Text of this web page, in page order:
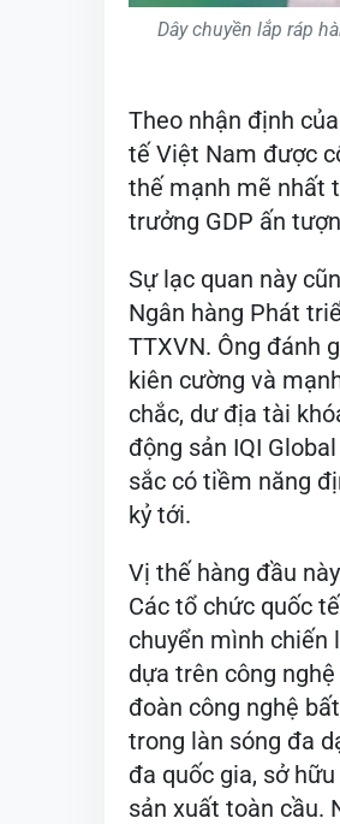
Dây chuyền lắp ráp
Theo nhận định
tế Việt Nam được
thế mạnh mẽ nhất
trưởng GDP ấn
Sự lạc quan này
Ngân hàng Phát
TTXVN. Ông đánh
kiên cường và
chắc, dư địa tài
động sản IQI
sắc có tiềm năng
kỷ tới.
Vị thế hàng đầu
Các tổ chức quốc
chuyển mình
dựa trên công
đoàn công nghệ
trong làn sóng đa
đa quốc gia, sở
sản xuất toàn cầu.